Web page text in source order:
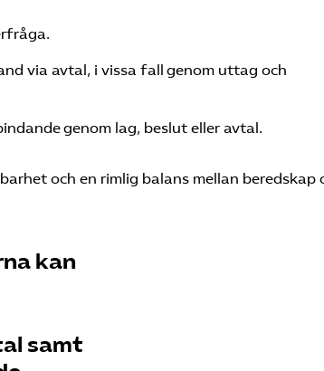
via avtal, i vissa fall genom uttag och
genom lag, beslut eller avtal.
och en rimlig balans mellan beredskap
kan
befintliga eller
samt